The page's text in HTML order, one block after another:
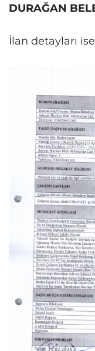
DURAĞAN
İlan detayları